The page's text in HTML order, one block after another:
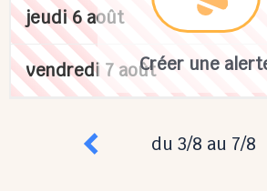
Créer une
jeudi 6 août
vendredi 7 août
du 3/8 au 7/8